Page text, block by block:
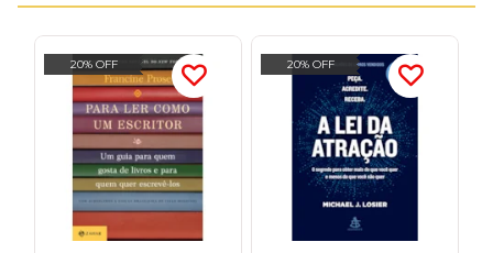
20% OFF 20% OFF